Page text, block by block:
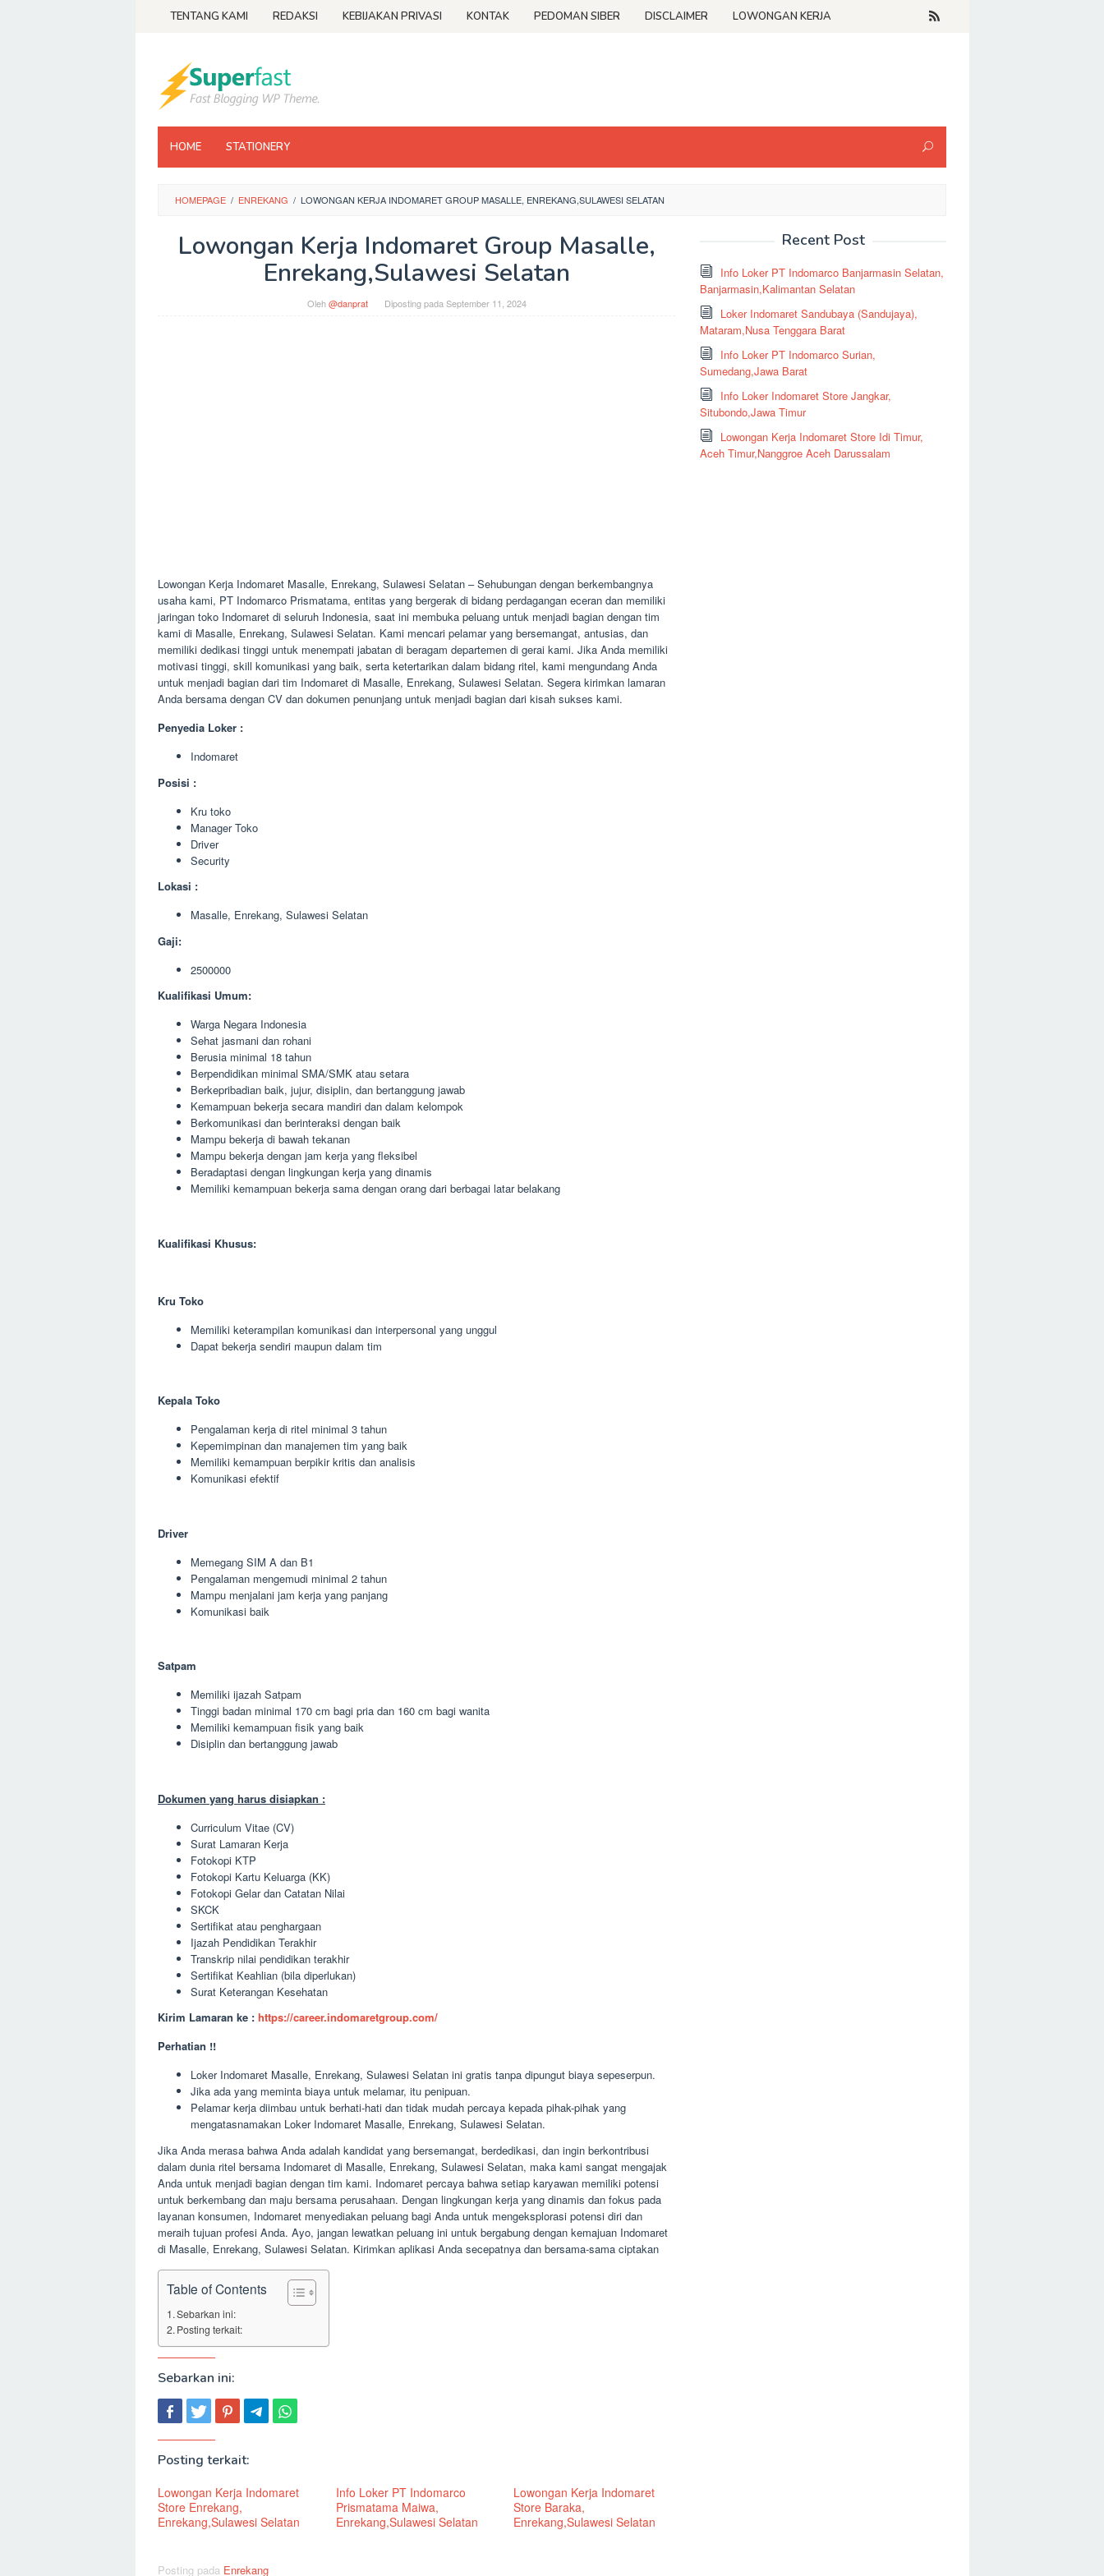
TENTANG KAMI REDAKSI KEBIJAKAN PRIVASI KONTAK PEDOMAN SIBER DISCLAIMER LOWONGAN KERJA
HOME STATIONERY
HOMEPAGE / ENREKANG / LOWONGAN KERJA INDOMARET GROUP MASALLE, ENREKANG,SULAWESI SELATAN
Lowongan Kerja Indomaret Group Masalle,
Enrekang,Sulawesi Selatan
Oleh@danprat Diposting pada September 11, 2024
Lowongan Kerja Indomaret Masalle, Enrekang, Sulawesi Selatan – Sehubungan dengan berkembangnya
usaha kami, PT Indomarco Prismatama, entitas yang bergerak di bidang perdagangan eceran dan memiliki
jaringan toko Indomaret di seluruh Indonesia, saat ini membuka peluang untuk menjadi bagian dengan tim
kami di Masalle, Enrekang, Sulawesi Selatan. Kami mencari pelamar yang bersemangat, antusias, dan
memiliki dedikasi tinggi untuk menempati jabatan di beragam departemen di gerai kami. Jika Anda memiliki
motivasi tinggi, skill komunikasi yang baik, serta ketertarikan dalam bidang ritel, kami mengundang Anda
untuk menjadi bagian dari tim Indomaret di Masalle, Enrekang, Sulawesi Selatan. Segera kirimkan lamaran
Anda bersama dengan CV dan dokumen penunjang untuk menjadi bagian dari kisah sukses kami.
Penyedia Loker :
Indomaret
Posisi :
Kru toko
Manager Toko
Driver
Security
Lokasi :
Masalle, Enrekang, Sulawesi Selatan
Gaji:
2500000
Kualifikasi Umum:
Warga Negara Indonesia
Sehat jasmani dan rohani
Berusia minimal 18 tahun
Berpendidikan minimal SMA/SMK atau setara
Berkepribadian baik, jujur, disiplin, dan bertanggung jawab
Kemampuan bekerja secara mandiri dan dalam kelompok
Berkomunikasi dan berinteraksi dengan baik
Mampu bekerja di bawah tekanan
Mampu bekerja dengan jam kerja yang fleksibel
Beradaptasi dengan lingkungan kerja yang dinamis
Memiliki kemampuan bekerja sama dengan orang dari berbagai latar belakang
Kualifikasi Khusus:
Kru Toko
Memiliki keterampilan komunikasi dan interpersonal yang unggul
Dapat bekerja sendiri maupun dalam tim
Kepala Toko
Pengalaman kerja di ritel minimal 3 tahun
Kepemimpinan dan manajemen tim yang baik
Memiliki kemampuan berpikir kritis dan analisis
Komunikasi efektif
Driver
Memegang SIM A dan B1
Pengalaman mengemudi minimal 2 tahun
Mampu menjalani jam kerja yang panjang
Komunikasi baik
Satpam
Memiliki ijazah Satpam
Tinggi badan minimal 170 cm bagi pria dan 160 cm bagi wanita
Memiliki kemampuan fisik yang baik
Disiplin dan bertanggung jawab
Dokumen yang harus disiapkan :
Curriculum Vitae (CV)
Surat Lamaran Kerja
Fotokopi KTP
Fotokopi Kartu Keluarga (KK)
Fotokopi Gelar dan Catatan Nilai
SKCK
Sertifikat atau penghargaan
Ijazah Pendidikan Terakhir
Transkrip nilai pendidikan terakhir
Sertifikat Keahlian (bila diperlukan)
Surat Keterangan Kesehatan
Kirim Lamaran ke : https://career.indomaretgroup.com/
Perhatian !!
Loker Indomaret Masalle, Enrekang, Sulawesi Selatan ini gratis tanpa dipungut biaya sepeserpun.
Jika ada yang meminta biaya untuk melamar, itu penipuan.
Pelamar kerja diimbau untuk berhati-hati dan tidak mudah percaya kepada pihak-pihak yang
mengatasnamakan Loker Indomaret Masalle, Enrekang, Sulawesi Selatan.
Jika Anda merasa bahwa Anda adalah kandidat yang bersemangat, berdedikasi, dan ingin berkontribusi
dalam dunia ritel bersama Indomaret di Masalle, Enrekang, Sulawesi Selatan, maka kami sangat mengajak
Anda untuk menjadi bagian dengan tim kami. Indomaret percaya bahwa setiap karyawan memiliki potensi
untuk berkembang dan maju bersama perusahaan. Dengan lingkungan kerja yang dinamis dan fokus pada
layanan konsumen, Indomaret menyediakan peluang bagi Anda untuk mengeksplorasi potensi diri dan
meraih tujuan profesi Anda. Ayo, jangan lewatkan peluang ini untuk bergabung dengan kemajuan Indomaret
di Masalle, Enrekang, Sulawesi Selatan. Kirimkan aplikasi Anda secepatnya dan bersama-sama ciptakan
Table of Contents
Sebarkan ini:
Posting terkait:
Sebarkan ini:
Posting terkait:
Lowongan Kerja Indomaret
Store Enrekang,
Enrekang,Sulawesi Selatan
Info Loker PT Indomarco
Prismatama Maiwa,
Enrekang,Sulawesi Selatan
Lowongan Kerja Indomaret
Store Baraka,
Enrekang,Sulawesi Selatan
Posting pada Enrekang
Recent Post
Info Loker PT Indomarco Banjarmasin Selatan,
Banjarmasin,Kalimantan Selatan
Loker Indomaret Sandubaya (Sandujaya),
Mataram,Nusa Tenggara Barat
Info Loker PT Indomarco Surian,
Sumedang,Jawa Barat
Info Loker Indomaret Store Jangkar,
Situbondo,Jawa Timur
Lowongan Kerja Indomaret Store Idi Timur,
Aceh Timur,Nanggroe Aceh Darussalam